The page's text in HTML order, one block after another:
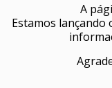
A
Estamos lançando